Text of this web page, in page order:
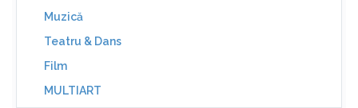
Muzică
Teatru & Dans
Film
MULTIART